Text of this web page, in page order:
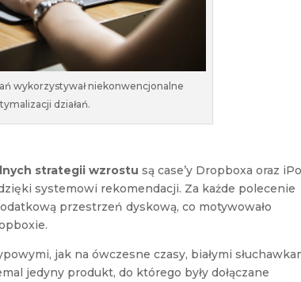
wykorzystywał niekonwencjonalne
działań.
strategii wzrostu są case’y Dropboxa oraz
systemowi rekomendacji. Za każde polecenie
przestrzeń dyskową, co motywowało
jak na ówczesne czasy, białymi
jedyny produkt, do którego były dołączane